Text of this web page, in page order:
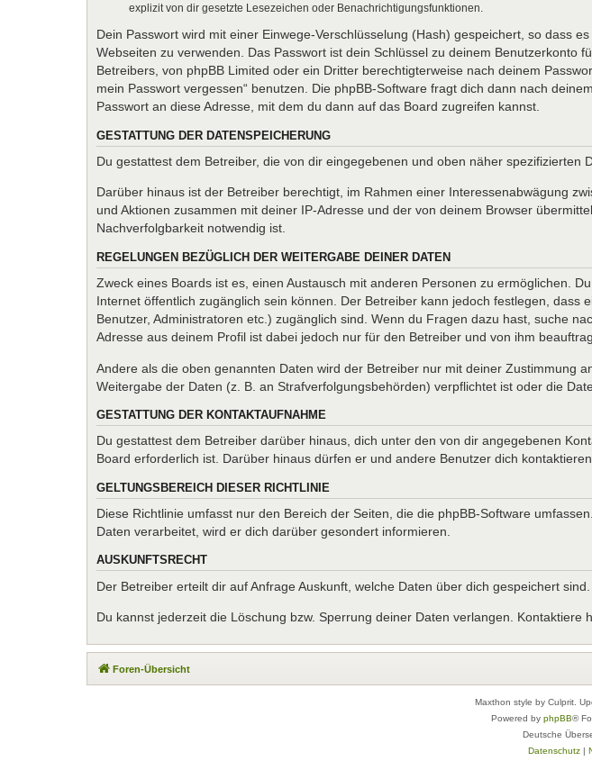
explizit von dir gesetzte Lesezeichen oder Benachrichtigungsfunktionen.
Dein Passwort wird mit einer Einwege-Verschlüsselung (Hash) gespeichert, so dass
Webseiten zu verwenden. Das Passwort ist dein Schlüssel zu deinem
Betreibers, von phpBB Limited oder ein Dritter berechtigterweise nach deinem
mein Passwort vergessen“ benutzen. Die phpBB-Software fragt dich dann nach
Passwort an diese Adresse, mit dem du dann auf das Board zugreifen kannst.
GESTATTUNG DER DATENSPEICHERUNG
Du gestattest dem Betreiber, die von dir eingegebenen und oben näher spezifizierten
Darüber hinaus ist der Betreiber berechtigt, im Rahmen einer Interessenabwägung
und Aktionen zusammen mit deiner IP-Adresse und der von deinem Browser
Nachverfolgbarkeit notwendig ist.
REGELUNGEN BEZÜGLICH DER WEITERGABE DEINER DATEN
Zweck eines Boards ist es, einen Austausch mit anderen Personen zu ermöglichen.
Internet öffentlich zugänglich sein können. Der Betreiber kann jedoch festlegen,
Benutzer, Administratoren etc.) zugänglich sind. Wenn du Fragen dazu hast, suche
Adresse aus deinem Profil ist dabei jedoch nur für den Betreiber und von ihm
Andere als die oben genannten Daten wird der Betreiber nur mit deiner Zustimmung
Weitergabe der Daten (z. B. an Strafverfolgungsbehörden) verpflichtet ist oder die
GESTATTUNG DER KONTAKTAUFNAHME
Du gestattest dem Betreiber darüber hinaus, dich unter den von dir angegebenen
Board erforderlich ist. Darüber hinaus dürfen er und andere Benutzer dich
GELTUNGSBEREICH DIESER RICHTLINIE
Diese Richtlinie umfasst nur den Bereich der Seiten, die die phpBB-Software
Daten verarbeitet, wird er dich darüber gesondert informieren.
AUSKUNFTSRECHT
Der Betreiber erteilt dir auf Anfrage Auskunft, welche Daten über dich gespeichert sind.
Du kannst jederzeit die Löschung bzw. Sperrung deiner Daten verlangen. Kontaktiere
Foren-Übersicht
Maxthon style by Culprit.
Powered by phpBB®
Deutsche
Datenschutz|